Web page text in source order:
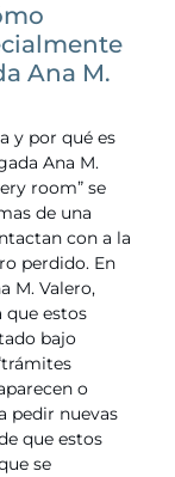
Ana M.
y por qué es
Ana M.
room” se
de una
con a la
perdido. En
M. Valero,
que estos
bajo
o
pedir nuevas
que estos
se